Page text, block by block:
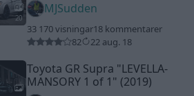
20
MJSudden
33 170 visningar18 kommentarer
82
22 aug. 18
Toyota GR Supra "LEVELLA-
MANSORY 1 of 1" (2019)